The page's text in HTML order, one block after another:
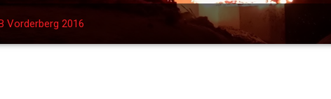
Vorderberg 2016